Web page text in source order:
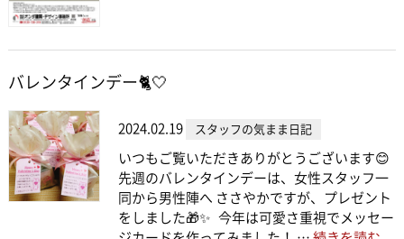
バレンタインデー🐈🤍
2024.02.19 スタッフの気まま日記
いつもご覧いただきありがとうございます😊
先週のバレンタインデーは、女性スタッフ一
同から男性陣へ ささやかですが、プレゼント
をしました🎁✨ 今年は可愛さ重視でメッセー